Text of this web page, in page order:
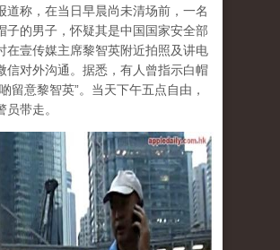
道称，在当日早晨尚未清场前，一名
子的男子，怀疑其是中国国家安全部
在壹传媒主席黎智英附近拍照及讲电
信对外沟通。据悉，有人曾指示白帽
留意黎智英”。当天下午五点自由，
员带走。